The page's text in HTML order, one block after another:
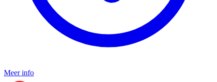
Meer info